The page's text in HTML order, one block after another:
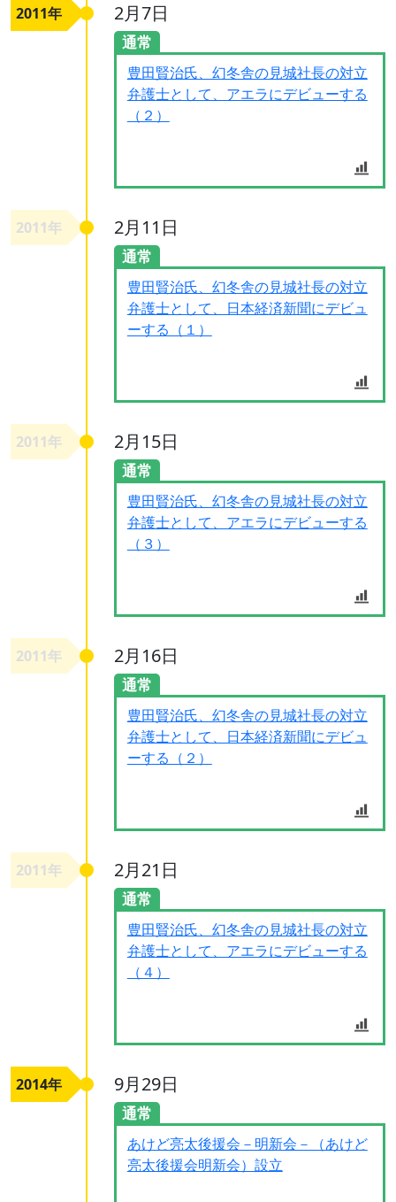
2011年 2月7日
通常
豊田賢治氏、幻冬舎の見城社長の対立
弁護士として、アエラにデビューする
（２）
2011年 2月11日
通常
豊田賢治氏、幻冬舎の見城社長の対立
弁護士として、日本経済新聞にデビュ
ーする（１）
2011年 2月15日
通常
豊田賢治氏、幻冬舎の見城社長の対立
弁護士として、アエラにデビューする
（３）
2011年 2月16日
通常
豊田賢治氏、幻冬舎の見城社長の対立
弁護士として、日本経済新聞にデビュ
ーする（２）
2011年 2月21日
通常
豊田賢治氏、幻冬舎の見城社長の対立
弁護士として、アエラにデビューする
（４）
2014年 9月29日
通常
あけど亮太後援会－明新会－（あけど
亮太後援会明新会）設立